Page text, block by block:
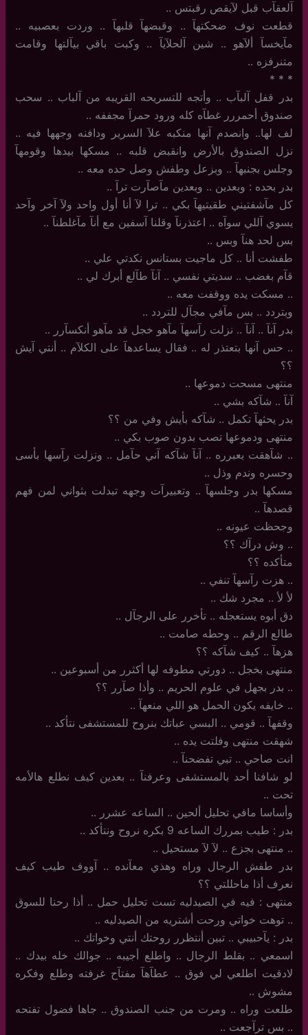
آلعقآب قبل لآيقص رقبتس ..
قطعت نوف ضحكتهآ .. وقبضهآ قلبهآ .. وردت بعصبيه ..
مآيخسآ ألآهو .. شين آلحلآيآ .. وكبت باقي بيآلتها وقامت
متنرفزه ..
‏*‏ * *
بدر قفل آلبآب .. وأتجه للتسريحه القريبه من آلباب .. سحب
صندوق أحمررر غطآه كله ورود حمرآ مجففه ..
لف لها.. وانصدم آنها منكبه علآ السرير ودافنه وجهها فيه ..
نزل الصندوق بالأرض وانقبض قلبه .. مسكها بيدها وقومهآ
وجلس بجنبهآ .. وبزعل وطفش وصل حده معه ‏..
بدر بحده : وبعدين .. وبعدين مآصآرت ترآ ..
كل مآشفتيني طقيتيهآ بكي .. ترا لآ أنا أول واحد ولآ آخر وآحد
يسوي آللي سوآه .. اعتذرنآ وقلنا آسفين مع أنآ مآغلطنآ ..
بس لحد هنآ وبس ..
طفشت أنا .. كل ماجيت بستانس نكدتي علي ..
قآم بغضب .. سديتي نفسي .. آنآ طآلع أبرك لي ..
..‏ مسكت يده ووقفت معه ..
وبتردد .. بس مآفي مجآل للتردد ..
بدر آنآ .. آنآ .. نزلت رآسهآ مآهو خجل قد مآهو أنكسآرر ..
..‏ حس آنها بتعتذر له .. فقال يساعدهآ على الكلآم .. أنتي آيش
؟؟
منتهى مسحت دموعها ‏..
آنآ .. شآكه بشي ..
بدر يحثهآ تكمل .. شآكه بأيش وفي من ؟؟
منتهى ودموعها تصب بدون صوب بكي ..
..‏ شآهقت بعبرره .. آنآ شآكه آني حآمل .. ونزلت رآسها بأسى
وحسره وندم وذل ..
مسكها بدر وجلسهآ .. وتعبيرآت وجهه تبدلت بثواني لمن فهم
قصدهآ ..
وجحظت عيونه ..
..‏ وش درآك ؟؟
متأكده ؟؟
..‏ هزت رآسهآ تنفي ..
لأ لأ .. مجرد شك ..
دق أبوه يستعجله .. تأخرر على الرجآل ..
طالع الرقم .. وحطه صامت ..
هزهآ .. كيف شآكه ؟؟
منتهى بخجل .. دورتي مطوفه لها أكثرر من أسبوعين ..
..‏ بدر بجهل في علوم الحريم .. وأذا صآرر ؟؟
..‏ خايفه يكون الحمل هو اللي منعهآ ..
وقفهآ .. قومي .. البسي عباتك بنروح للمستشفى نتأكد ..
شهقت منتهى وفلتت يده ..
انت صاحي .. تبي تفضحنآ ..
لو شافنا أحد بالمستشفى وعرفنآ .. بعدين كيف نطلع هالأمه
تحت ..
وأساسا مافي تحليل ألحين .. الساعه عشرر ..
بدر : طيب بمررك الساعه 9 بكره نروح ونتأكد ..
..‏ منتهى بجزع .. لآ لآ مستحيل ..
بدر طفش الرجال وراه وهذي معآنده .. آووف طيب كيف
نعرف أذا ماحللتي ؟؟
منتهى : فيه في الصيدليه تست تحليل حمل .. أذا رحنا للسوق
.. توهت خواتي ورحت أشتريه من الصيدليه ..
بدر : يآحبيبي .. تبين أنتظرر روحتك أنتي وخواتك ..
اسمعي .. بقلط الرجال .. واطلع أجيبه .. جوالك خله بيدك ..
لادقيت اطلعي لي فوق .. عطآهآ مفتآح غرفته وطلع وفكره
مشوش ..
طلعت وراه .. ومرت من جنب الصندوق .. جاها فضول تفتحه
.. بس ترآجعت ..